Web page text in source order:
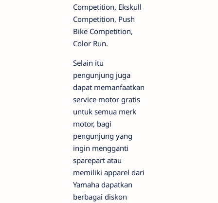
Competition, Ekskull
Competition, Push
Bike Competition,
Color Run.
Selain itu
pengunjung juga
dapat memanfaatkan
service motor gratis
untuk semua merk
motor, bagi
pengunjung yang
ingin mengganti
sparepart atau
memiliki apparel dari
Yamaha dapatkan
berbagai diskon